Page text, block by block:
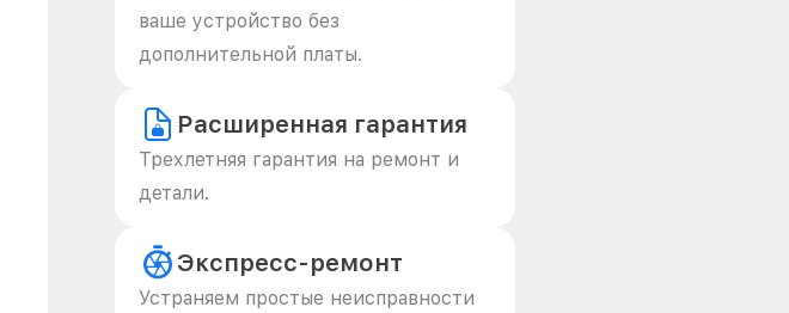
ваше устройство без
дополнительной платы.
Расширенная гарантия
Трехлетняя гарантия на ремонт и
детали.
Экспресс-ремонт
Устраняем простые неисправности